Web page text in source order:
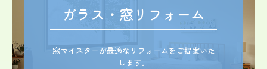
ガラス・窓リフォーム
窓マイスターが最適なリフォームをご提案いた
します。